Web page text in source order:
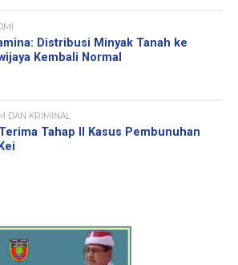
Distribusi Minyak Tanah ke
Kembali Normal
DAN KRIMINAL
Tahap II Kasus Pembunuhan